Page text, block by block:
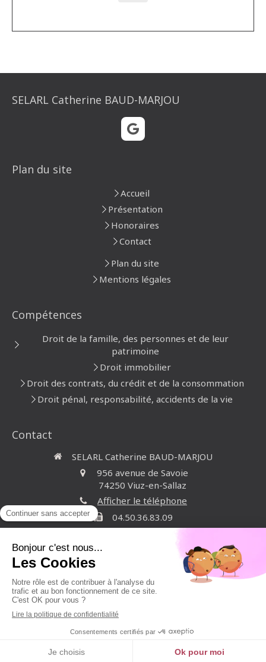
Appeler Localisation
SELARL Catherine BAUD-MARJOU
Plan du site
Accueil
Présentation
Honoraires
Contact
Plan du site
Mentions légales
Compétences
Droit de la famille, des personnes et de leur
patrimoine
Droit immobilier
Droit des contrats, du crédit et de la consommation
Droit pénal, responsabilité, accidents de la vie
Contact
SELARL Catherine BAUD-MARJOU
956 avenue de Savoie
74250 Viuz-en-Sallaz
Afficher le téléphone
04.50.36.83.09
Du 9h
Contacter Maître BAUD-MARJOU
Création et référencement du site par Simplébo
Site créé grâce à LaSociété Générale - Banque des professionnels